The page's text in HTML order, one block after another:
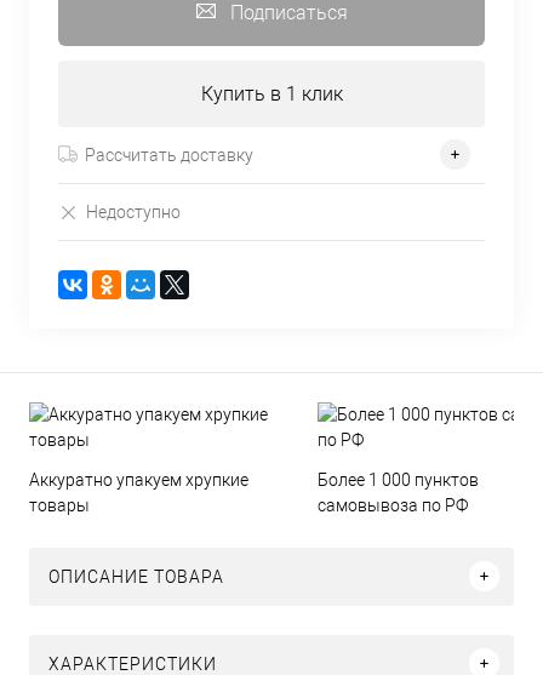
Подписаться
Купить в 1 клик
Рассчитать доставку
Недоступно
Аккуратно упакуем хрупкие
товары
Более 1 000 пунктов
самовывоза по РФ
ОПИСАНИЕ ТОВАРА
ХАРАКТЕРИСТИКИ